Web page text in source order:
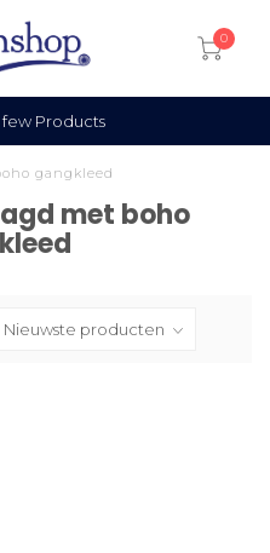
0
few Products
gangkleed
met boho